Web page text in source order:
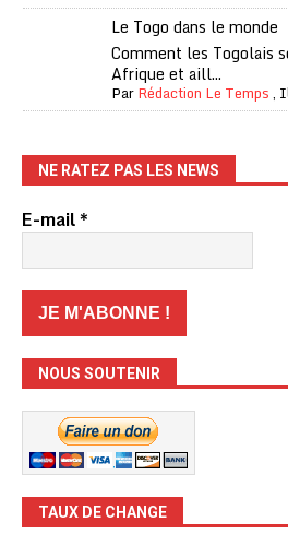
Le Togo dans le monde
Comment les Togolais
Afrique et aill...
ParRédaction Le Temps,
NE RATEZ PAS LES NEWS
E-mail*
NOUS SOUTENIR
TAUX DE CHANGE